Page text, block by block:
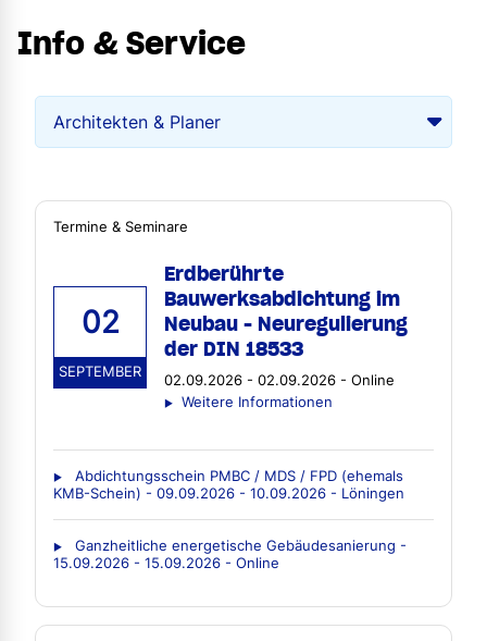
Info & Service
Termine & Seminare
02
SEPTEMBER
Erdberührte
Bauwerksabdichtung im
Neubau - Neuregulierung
der DIN 18533
02.09.2026 - 02.09.2026 - Online
Weitere Informationen
Abdichtungsschein PMBC / MDS / FPD (ehemals
KMB-Schein) - 09.09.2026 - 10.09.2026 - Löningen
Ganzheitliche energetische Gebäudesanierung -
15.09.2026 - 15.09.2026 - Online